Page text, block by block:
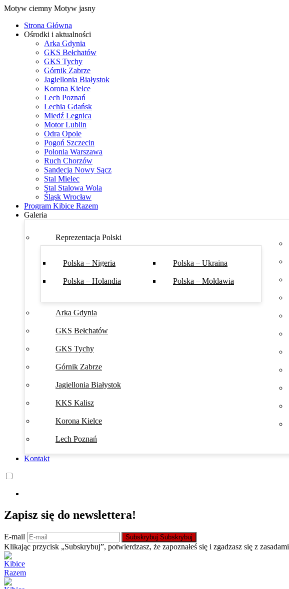
Motyw ciemny Motyw jasny
Strona Główna
Ośrodki i aktualności
Arka Gdynia
GKS Bełchatów
GKS Tychy
Górnik Zabrze
Jagiellonia Białystok
Korona Kielce
Lech Poznań
Lechia Gdańsk
Miedź Legnica
Motor Lublin
Odra Opole
Pogoń Szczecin
Polonia Warszawa
Ruch Chorzów
Sandecja Nowy Sącz
Stal Mielec
Stal Stalowa Wola
Śląsk Wrocław
Program Kibice Razem
Galeria
Reprezentacja Polski
Polska – Nigeria
Polska – Holandia
Polska – Ukraina
Polska – Mołdawia
Arka Gdynia
GKS Bełchatów
GKS Tychy
Górnik Zabrze
Jagiellonia Białystok
KKS Kalisz
Korona Kielce
Lech Poznań
Kontakt
Zapisz się do newslettera!
E-mail Subskrybuj Subskrybuj
Klikając przycisk „Subskrybuj”, potwierdzasz, że zapoznałeś się i zgadzasz się z zasadami